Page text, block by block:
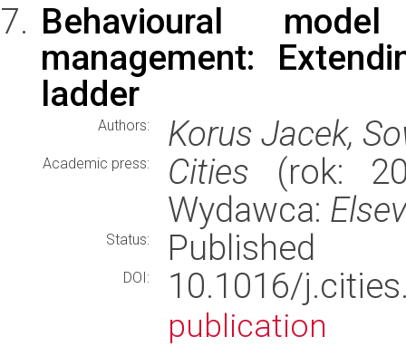
Behavioural
management:
ladder
Authors: Korus Jacek,
Academic press: Cities (rok:
Wydawca:
Status: Published
DOI: 10.1016/
publication